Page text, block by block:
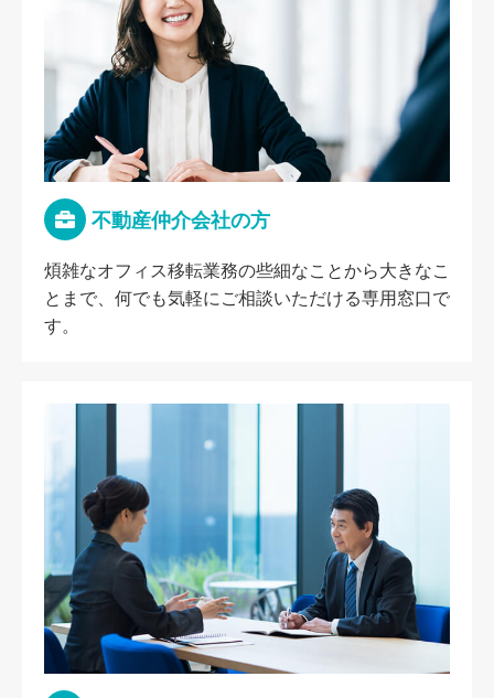
不動産仲介会社の方
煩雑なオフィス移転業務の些細なことから大きなこ
とまで、何でも気軽にご相談いただける専用窓口で
す。